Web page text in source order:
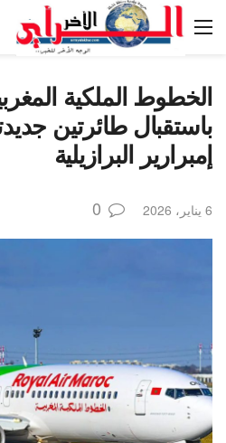
الخطوط الملكية
باستقبال طائرتين
إمبرارير البرازيلية
6 يناير، 2026 0